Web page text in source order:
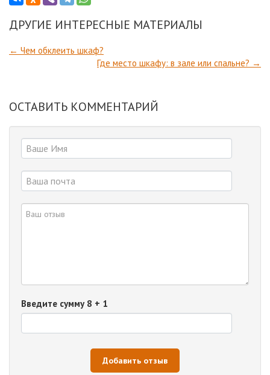
ДРУГИЕ ИНТЕРЕСНЫЕ МАТЕРИАЛЫ
← Чем обклеить шкаф?
Где место шкафу: в зале или спальне? →
ОСТАВИТЬ КОММЕНТАРИЙ
Введите сумму 8 + 1